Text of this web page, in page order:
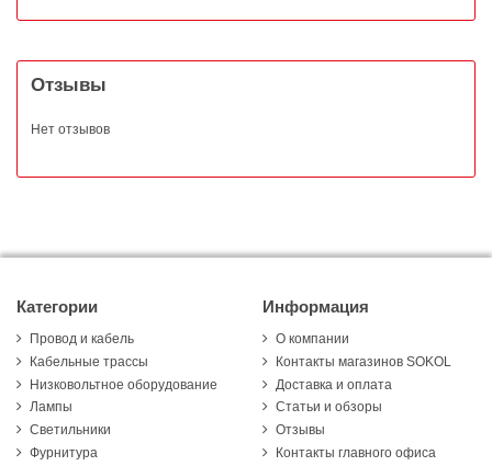
Отзывы
Нет отзывов
Категории
Провод и кабель
Кабельные трассы
Низковольтное оборудование
Лампы
Светильники
Фурнитура
Информация
О компании
Контакты магазинов SOKOL
Доставка и оплата
Статьи и обзоры
Отзывы
Контакты главного офиса